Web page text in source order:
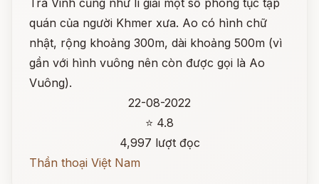
Trà Vinh cũng như lí giải một số phong tục tập
quán của người Khmer xưa. Ao có hình chữ
nhật, rộng khoảng 300m, dài khoảng 500m (vì
gần với hình vuông nên còn được gọi là Ao
Vuông).
22-08-2022
⭐ 4.8
4,997 lượt đọc
Thần thoại Việt Nam